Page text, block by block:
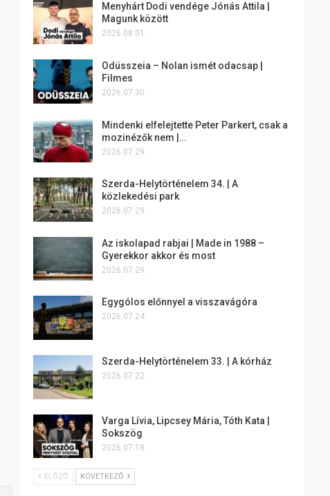
Menyhárt Dodi vendége Jónás Attila |
Magunk között
2026.08.01.
Odüsszeia – Nolan ismét odacsap |
Filmes
2026.07.30.
Mindenki elfelejtette Peter Parkert, csak a
mozinézők nem |…
2026.07.29.
Szerda-Helytörténelem 34. | A
közlekedési park
2026.07.29.
Az iskolapad rabjai | Made in 1988 –
Gyerekkor akkor és most
2026.07.29.
Egygólos előnnyel a visszavágóra
2026.07.24.
Szerda-Helytörténelem 33. | A kórház
2026.07.22.
Varga Lívia, Lipcsey Mária, Tóth Kata |
Sokszög
2026.07.18.
ELŐZŐ KÖVETKEZŐ